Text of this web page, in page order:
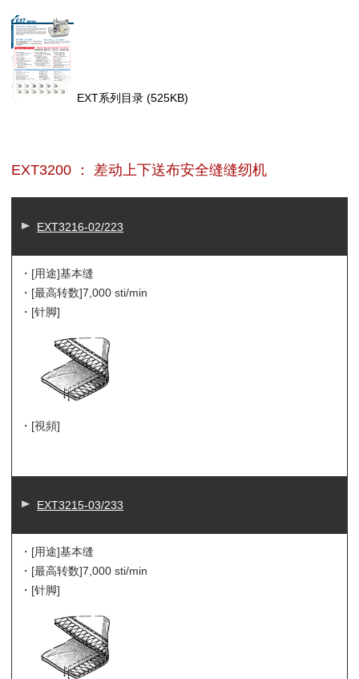
EXT系列目录 (525KB)
EXT3200 ： 差动上下送布安全缝缝纫机
EXT3216-02/223
・[用途]基本缝
・[最高转数]7,000 sti/min
・[针脚]
・[視頻]
EXT3215-03/233
・[用途]基本缝
・[最高转数]7,000 sti/min
・[针脚]